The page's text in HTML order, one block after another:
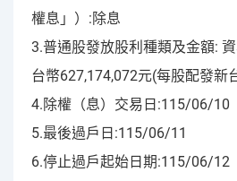
權息」）:除息
3.普通股發放股利種類及金額:
台幣627,174,072元(每股配發新
4.除權（息）交易日:115/06/10
5.最後過戶日:115/06/11
6.停止過戶起始日期:115/06/12